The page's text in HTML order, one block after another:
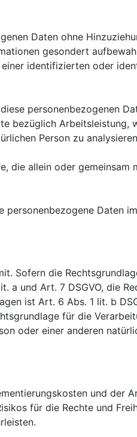
Daten ohne
gesondert
identifizierten oder
personenbezogenen
bezüglich Arbeitsleistung,
Person zu
die allein oder
personenbezogene Daten
Sofern die
a und Art. 7 DSGVO, die
ist Art. 6 Abs. 1 lit. b
für die
oder einer anderen
und der
für die Rechte und